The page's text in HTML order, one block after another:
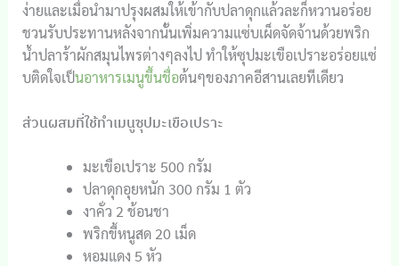
ง่ายและเมื่อนำมาปรุงผสมให้เข้ากับปลาดุกแล้วละก็หวานอร่อย
ชวนรับประทานหลังจากนั้นเพิ่มความแซ่บเผ็ดจัดจ้านด้วยพริก
น้ำปลาร้าผักสมุนไพรต่างๆลงไป ทำให้ซุปมะเขือเปราะอร่อยแซ่
บติดใจเป็นอาหารเมนูขึ้นชื่อต้นๆของภาคอีสานเลยทีเดียว
ส่วนผสมที่ใช้ทำเมนูซุปมะเขือเปราะ
มะเขือเปราะ 500 กรัม
ปลาดุกอุยหนัก 300 กรัม 1 ตัว
งาคั่ว 2 ช้อนชา
พริกขี้หนูสด 20 เม็ด
หอมแดง 5 หัว